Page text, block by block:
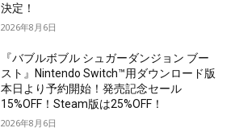
決定！
2026年8月6日
『バブルボブル シュガーダンジョン ブー
スト』Nintendo Switch™用ダウンロード版
本日より予約開始！発売記念セール
15%OFF！Steam版は25%OFF！
2026年8月6日